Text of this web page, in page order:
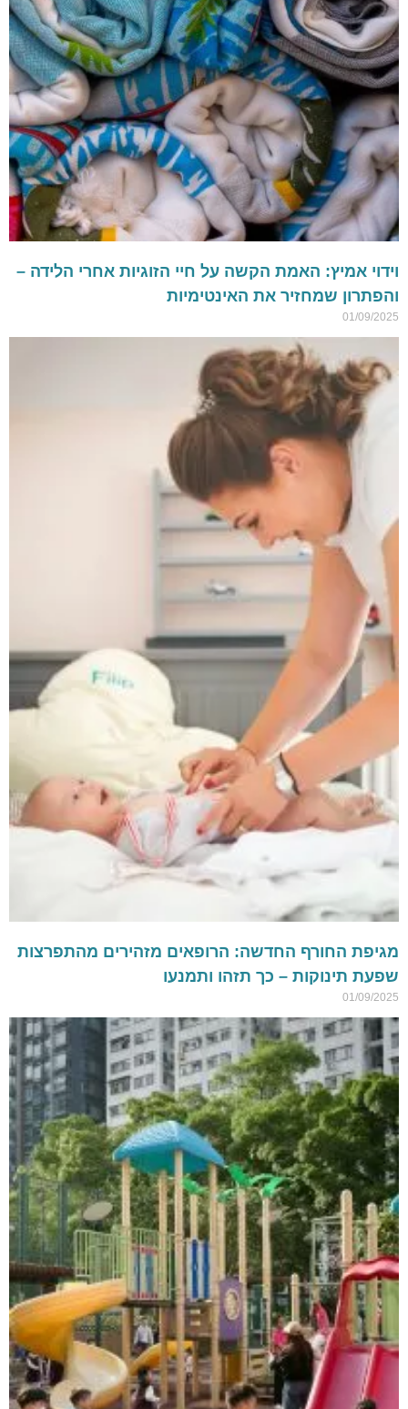
וידוי אמיץ: האמת הקשה על חיי הזוגיות אחרי הלידה –
והפתרון שמחזיר את האינטימיות
01/09/2025
מגיפת החורף החדשה: הרופאים מזהירים מהתפרצות
שפעת תינוקות – כך תזהו ותמנעו
01/09/2025